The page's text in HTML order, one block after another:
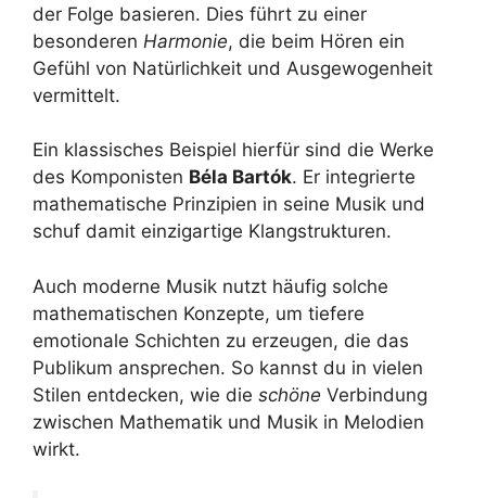
der Folge basieren. Dies führt zu einer
besonderen Harmonie, die beim Hören ein
Gefühl von Natürlichkeit und Ausgewogenheit
vermittelt.
Ein klassisches Beispiel hierfür sind die Werke
des Komponisten Béla Bartók. Er integrierte
mathematische Prinzipien in seine Musik und
schuf damit einzigartige Klangstrukturen.
Auch moderne Musik nutzt häufig solche
mathematischen Konzepte, um tiefere
emotionale Schichten zu erzeugen, die das
Publikum ansprechen. So kannst du in vielen
Stilen entdecken, wie die schöne Verbindung
zwischen Mathematik und Musik in Melodien
wirkt.